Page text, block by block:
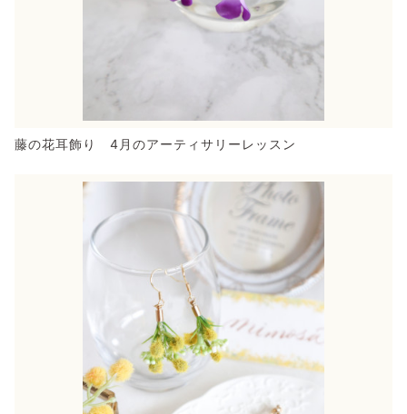
藤の花耳飾り 4月のアーティサリーレッスン